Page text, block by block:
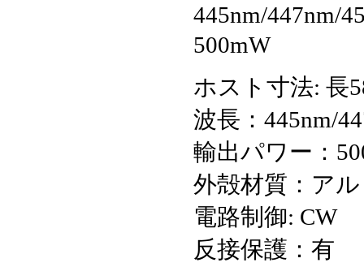
445nm/447nm/
500mW
ホスト寸法: 長
波長：445nm/
輸出パワー：
外殻材質：ア
電路制御: CW
反接保護：有